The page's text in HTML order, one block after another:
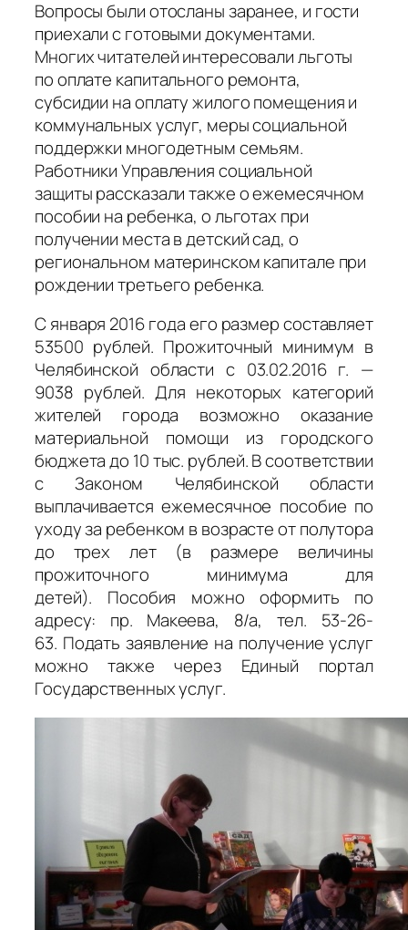
Вопросы были отосланы заранее, и гости
приехали с готовыми документами.
Многих читателей интересовали льготы
по оплате капитального ремонта,
субсидии на оплату жилого помещения и
коммунальных услуг, меры социальной
поддержки многодетным семьям.
Работники Управления социальной
защиты рассказали также о ежемесячном
пособии на ребенка, о льготах при
получении места в детский сад, о
региональном материнском капитале при
рождении третьего ребенка.
С января 2016 года его размер составляет
53500 рублей. Прожиточный минимум в
Челябинской области с 03.02.2016 г. —
9038 рублей. Для некоторых категорий
жителей города возможно оказание
материальной помощи из городского
бюджета до 10 тыс. рублей. В соответствии
с Законом Челябинской области
выплачивается ежемесячное пособие по
уходу за ребенком в возрасте от полутора
до трех лет (в размере величины
прожиточного минимума для
детей). Пособия можно оформить по
адресу: пр. Макеева, 8/а, тел. 53-26-
63. Подать заявление на получение услуг
можно также через Единый портал
Государственных услуг.